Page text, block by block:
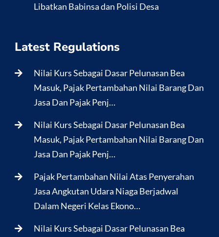
Libatkan Babinsa dan Polisi Desa
Latest Regulations
Nilai Kurs Sebagai Dasar Pelunasan Bea
Masuk, Pajak Pertambahan Nilai Barang Dan
Jasa Dan Pajak Penj…
Nilai Kurs Sebagai Dasar Pelunasan Bea
Masuk, Pajak Pertambahan Nilai Barang Dan
Jasa Dan Pajak Penj…
Pajak Pertambahan Nilai Atas Penyerahan
Jasa Angkutan Udara Niaga Berjadwal
Dalam Negeri Kelas Ekono…
Nilai Kurs Sebagai Dasar Pelunasan Bea